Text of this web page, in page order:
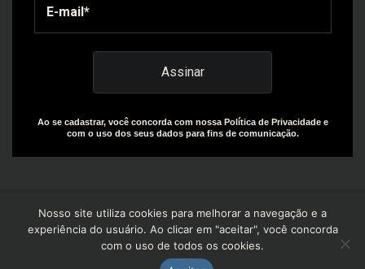
Ao se cadastrar, você concorda com nossa Política de Privacidade e
com o uso dos seus dados para fins de comunicação.
Copyright© 2025 | Design by: The Everly Growth Agency |
Nosso site utiliza cookies para melhorar a navegação e a
experiência do usuário. Ao clicar em "aceitar", você concorda
com o uso de todos os cookies.